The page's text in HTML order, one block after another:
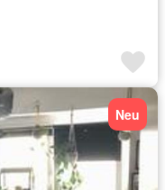
Neu